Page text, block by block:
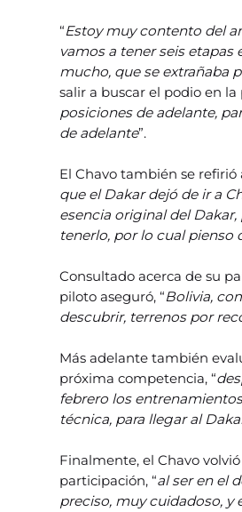
“Estoy muy contento del
vamos a tener seis
mucho, que se extrañaba
salir a buscar el podio en
posiciones de adelante,
de adelante”.
El Chavo también se
que el Dakar dejó de ir a
esencia original del
tenerlo, por lo cual pienso
Consultado acerca de su
piloto aseguró, “Bolivia,
descubrir, terrenos por
Más adelante también
próxima competencia, “
febrero los
técnica, para llegar al
Finalmente, el Chavo
participación, “al ser en el
preciso, muy cuidadoso, y